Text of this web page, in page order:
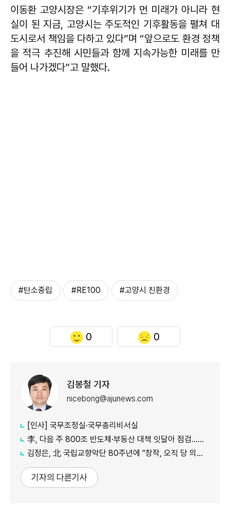
이동환 고양시장은 “기후위기가 먼 미래가 아니라 현
실이 된 지금, 고양시는 주도적인 기후활동을 펼쳐 대
도시로서 책임을 다하고 있다”며 “앞으로도 환경 정책
을 적극 추진해 시민들과 함께 지속가능한 미래를 만
들어 나가겠다”고 말했다.
#탄소중립 #RE100 #고양시 친환경
0 0
김봉철 기자
nicebong@ajunews.com
[인사] 국무조정실·국무총리비서실
李, 다음 주 800조 반도체·부동산 대책 잇달아 점검…어떤 얘기 오갈까
김정은, 北 국립교향악단 80주년에 "창작, 오직 당 의도대로 진행"
기자의 다른기사